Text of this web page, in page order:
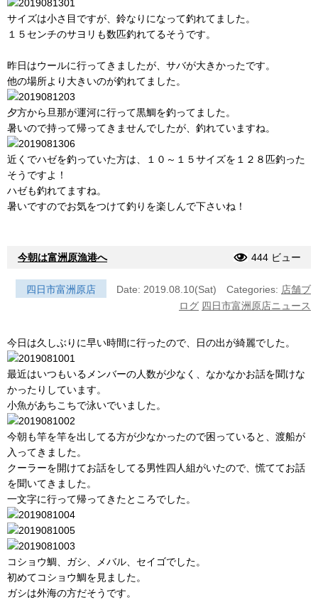
サイズは小さ目ですが、鈴なりになって釣れてました。
１５センチのサヨリも数匹釣れてるそうです。
昨日はウールに行ってきましたが、サバが大きかったです。
他の場所より大きいのが釣れてました。
夕方から旦那が運河に行って黒鯛を釣ってました。
暑いので持って帰ってきませんでしたが、釣れていますね。
近くでハゼを釣っていた方は、１０～１５サイズを１２８匹釣った
そうですよ！
ハゼも釣れてますね。
暑いですのでお気をつけて釣りを楽しんで下さいね！
今朝は富洲原漁港へ 444 ビュー
四日市富洲原店 Date: 2019.08.10(Sat) Categories: 店舗ブ
ログ 四日市富洲原店ニュース
今日は久しぶりに早い時間に行ったので、日の出が綺麗でした。
最近はいつもいるメンバーの人数が少なく、なかなかお話を聞けな
かったりしています。
小魚があちこちで泳いでいました。
今朝も竿を竿を出してる方が少なかったので困っていると、渡船が
入ってきました。
クーラーを開けてお話をしてる男性四人組がいたので、慌ててお話
を聞いてきました。
一文字に行って帰ってきたところでした。
コショウ鯛、ガシ、メバル、セイゴでした。
初めてコショウ鯛を見ました。
ガシは外海の方だそうです。